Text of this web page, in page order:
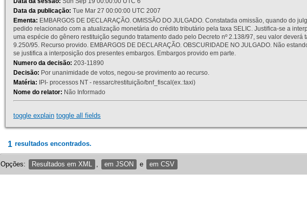
Data da publicação: Tue Mar 27 00:00:00 UTC 2007
Ementa: EMBARGOS DE DECLARAÇÃO. OMISSÃO DO JULGADO. Constatada omissão, quando do
pedido relacionado com a atualização monetária do crédito tributário pela taxa SELIC. Justifica-se a
uma espécie do gênero restituição segundo tratamento dado pelo Decreto nº 2.138/97, seu valor deverá
9.250/95. Recurso provido. EMBARGOS DE DECLARAÇÃO. OBSCURIDADE NO JULGADO. Não
se justifica a interposição dos presentes embargos. Embargos provido em parte.
Numero da decisão: 203-11890
Decisão: Por unanimidade de votos, negou-se provimento ao recurso.
Matéria: IPI- processos NT - ressarc/restituição/bnf_fiscal(ex.:taxi)
Nome do relator: Não Informado
toggle explain toggle all fields
1 resultados encontrados.
Opções: Resultados em XML em JSON e em CSV